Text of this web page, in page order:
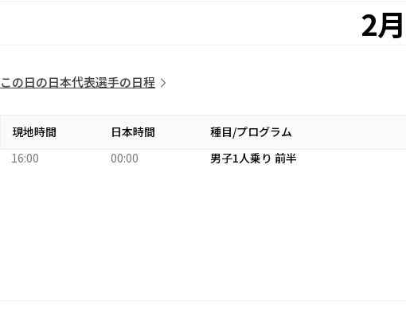
2
この日の日本代表選手の日程
現地時間 日本時間 種目/プログラム
16:00
00:00 男子1人乗り 前半